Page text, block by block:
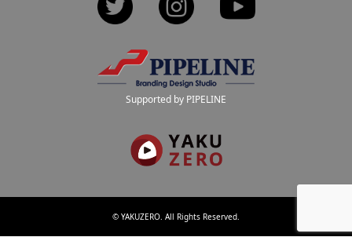
Twitter Instagram
Supported by PIPELINE
© YAKUZERO. All Rights Reserved.